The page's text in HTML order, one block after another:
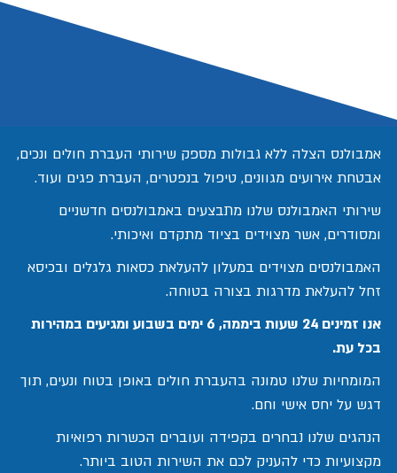
אמבולנס הצלה ללא גבולות מספק שירותי העברת חולים ונכים,
אבטחת אירועים מגוונים, טיפול בנפטרים, העברת פגים ועוד.
שירותי האמבולנס שלנו מתבצעים באמבולנסים חדשניים
ומסודרים, אשר מצוידים בציוד מתקדם ואיכותי.
האמבולנסים מצוידים במעלון להעלאת כסאות גלגלים ובכיסא
זחל להעלאת מדרגות בצורה בטוחה.
אנו זמינים 24 שעות ביממה, 6 ימים בשבוע ומגיעים במהירות
בכל עת.
המומחיות שלנו טמונה בהעברת חולים באופן בטוח ונעים, תוך
דגש על יחס אישי וחם.
הנהגים שלנו נבחרים בקפידה ועוברים הכשרות רפואיות
מקצועיות כדי להעניק לכם את השירות הטוב ביותר.